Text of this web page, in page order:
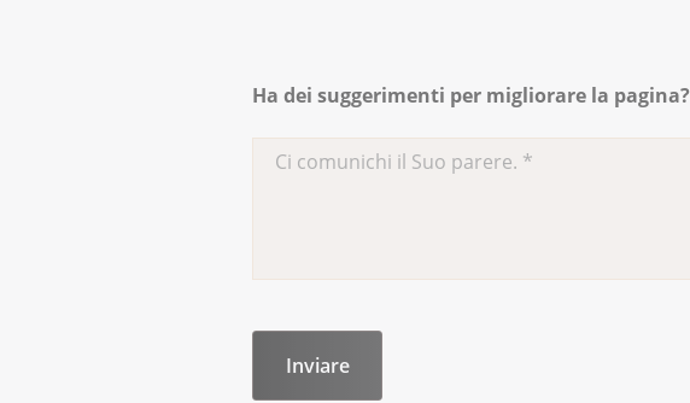
Ha dei suggerimenti per migliorare la pagina?